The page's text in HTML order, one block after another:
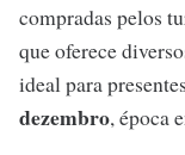
compradas pelos
que oferece
ideal para
dezembro, época